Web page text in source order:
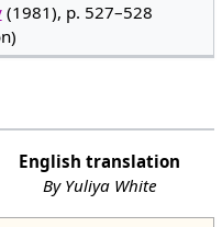
(1981), p. 527–528
English translation
By Yuliya White